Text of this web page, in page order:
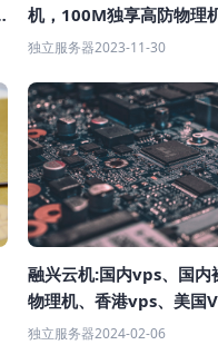
机，100M独享高防物理
649/月
独立服务器2023-11-30
融兴云机:国内vps、国内
物理机、香港vps、美国
本VPS、香港独立服务器
独立服务器2024-02-06